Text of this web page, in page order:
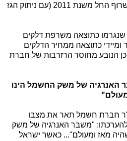
הדלקים אותם אנו נאלצים לשרוף החל משנת 2011 (עם ניתוק הגז
שנגרמו כתוצאה משרפת דלקים
ומיידי כתוצאה ממחיר הדלקים
הנובע מחוסר הרזרבות של חברת
האנרגיה של משק החשמל הינו
חברת חשמל תאר את מצבו
"משבר האנרגיה של משק
מאז ומעולם"... כאשר ישראל